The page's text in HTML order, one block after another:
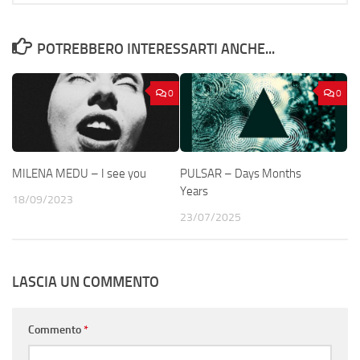
POTREBBERO INTERESSARTI ANCHE...
0
MILENA MEDU – I see you
18/09/2023
0
PULSAR – Days Months
Years
23/07/2025
LASCIA UN COMMENTO
Commento*